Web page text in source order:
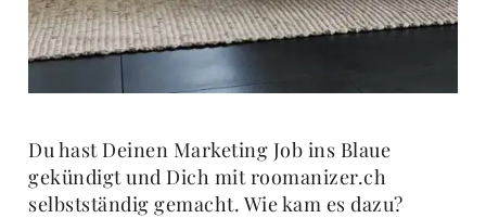
Du hast Deinen Marketing Job ins Blaue
gekündigt und Dich mit roomanizer.ch
selbstständig gemacht. Wie kam es dazu?